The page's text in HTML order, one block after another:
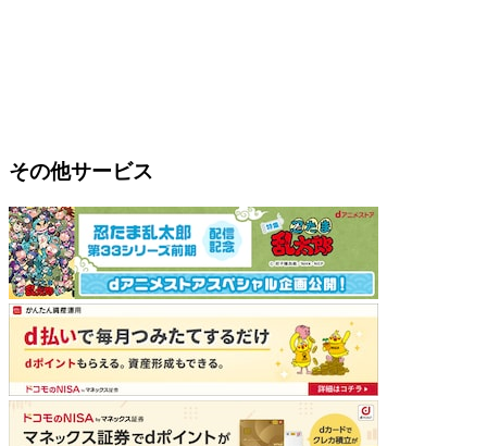
その他サービス